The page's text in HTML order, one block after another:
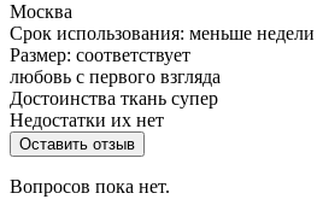
Москва
Срок использования: меньше недели
Размер: соответствует
любовь с первого взгляда
Достоинства ткань супер
Недостатки их нет
Оставить отзыв
Вопросов пока нет.